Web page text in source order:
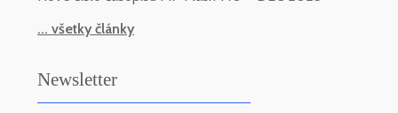
... všetky články
Newsletter